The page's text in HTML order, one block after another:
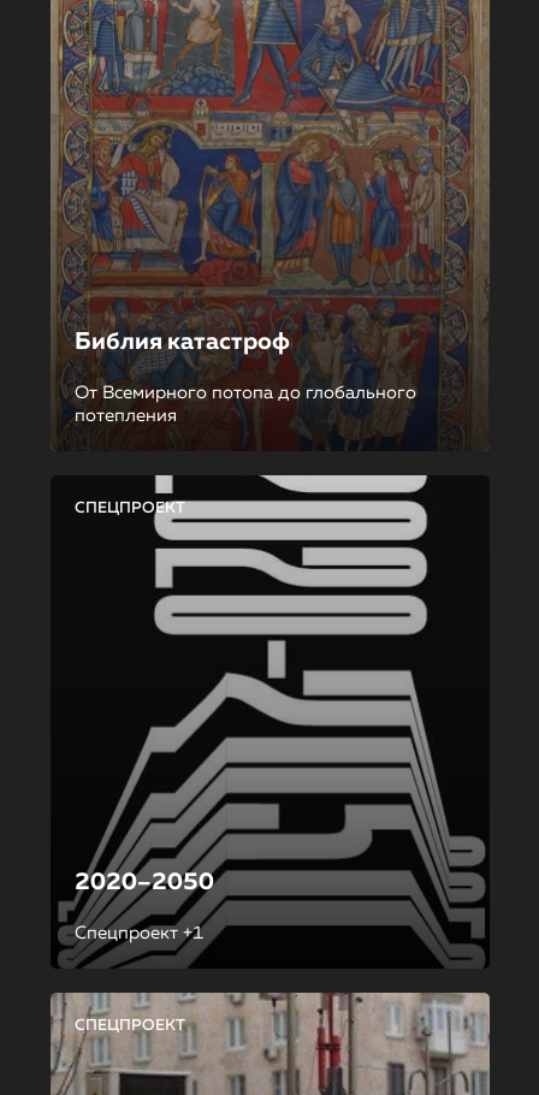
Библия катастроф
От Всемирного потопа до глобального
потепления
СПЕЦПРОЕКТ
2020–2050
Спецпроект +1
СПЕЦПРОЕКТ